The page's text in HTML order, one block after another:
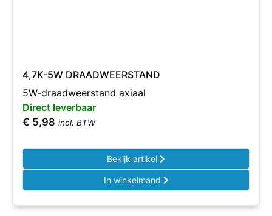
4,7K-5W DRAADWEERSTAND
5W-draadweerstand axiaal
Direct leverbaar
€ 5,98 incl. BTW
Bekijk artikel
In winkelmand